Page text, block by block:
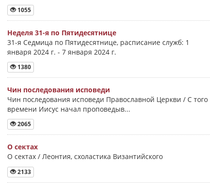
1055
Неделя 31-я по Пятидесятнице
31-я Седмица по Пятидесятнице, расписание служб: 1
января 2024 г. - 7 января 2024 г.
1380
Чин последования исповеди
Чин последования исповеди Православной Церкви / С того
времени Иисус начал проповедыв...
2065
О сектах
О сектах / Леонтия, схоластика Византийского
2133